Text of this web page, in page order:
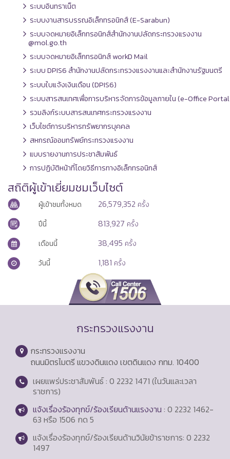
ระบบอินทราเน็ต
ระบบงานสารบรรณอิเล็กทรอนิกส์ (E-Sarabun)
ระบบจดหมายอิเล็กทรอนิกส์สำนักงานปลัดกระทรวงแรงงาน
@mol.go.th
ระบบจดหมายอิเล็กทรอนิกส์ workD Mail
ระบบ DPIS6 สำนักงานปลัดกระทรวงแรงงานและสำนักงานรัฐมนตรี
ระบบใบแจ้งเงินเดือน (DPIS6)
ระบบสารสนเทศเพื่อการบริหารจัดการข้อมูลภายใน (e-Office
รวมลิงก์ระบบสารสนเทศกระทรวงแรงงาน
เว็บไซต์การบริหารทรัพยากรบุคคล
สหกรณ์ออมทรัพย์กระทรวงแรงงาน
แบบรายงานการประชาสัมพันธ์
การปฏิบัติหน้าที่โดยวิธีการทางอิเล็กทรอนิกส์
สถิติผู้เข้าเยี่ยมชมเว็บไซต์
ผู้เข้าชมทั้งหมด 26,579,352 ครั้ง
ปีนี้
813,927 ครั้ง
เดือนนี้
38,495 ครั้ง
วันนี้
1,181 ครั้ง
กระทรวงแรงงาน
กระทรวงแรงงาน
ถนนมิตรไมตรี แขวงดินแดง เขตดินแดง กทม. 10400
เผยแพร่ประชาสัมพันธ์ : 0 2232 1471 (ในวันและเวลา
ราชการ)
แจ้งเรื่องร้องทุกข์/ร้องเรียนด้านแรงงาน : 0 2232 1462-
63 หรือ 1506 กด 5
แจ้งเรื่องร้องทุกข์/ร้องเรียนด้านวินัยข้าราชการ: 0 2232
1497